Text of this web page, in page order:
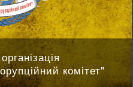
комітет"